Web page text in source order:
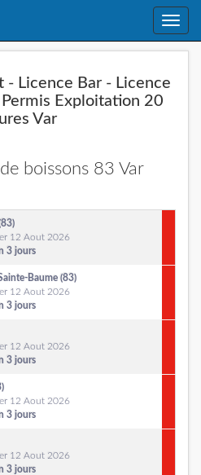
Toggle
- Licence Bar - Licence
Permis Exploitation 20
Var
boissons 83 Var
12 Aout 2026
3 jours
Baume (83)
12 Aout 2026
3 jours
12 Aout 2026
3 jours
12 Aout 2026
3 jours
12 Aout 2026
3 jours